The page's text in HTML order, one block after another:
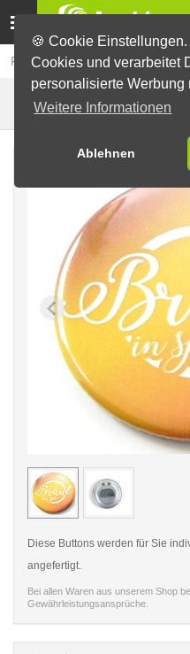
🍪 Cookie
Cookies und verarbeitet
personalisierte Werbung
Weitere Informationen
Ablehnen
Fertig-Sortiment JGA /
< /picture>
Diese Buttons werden für Sie
angefertigt.
Bei allen Waren aus unserem Shop
Gewährleistungsansprüche.